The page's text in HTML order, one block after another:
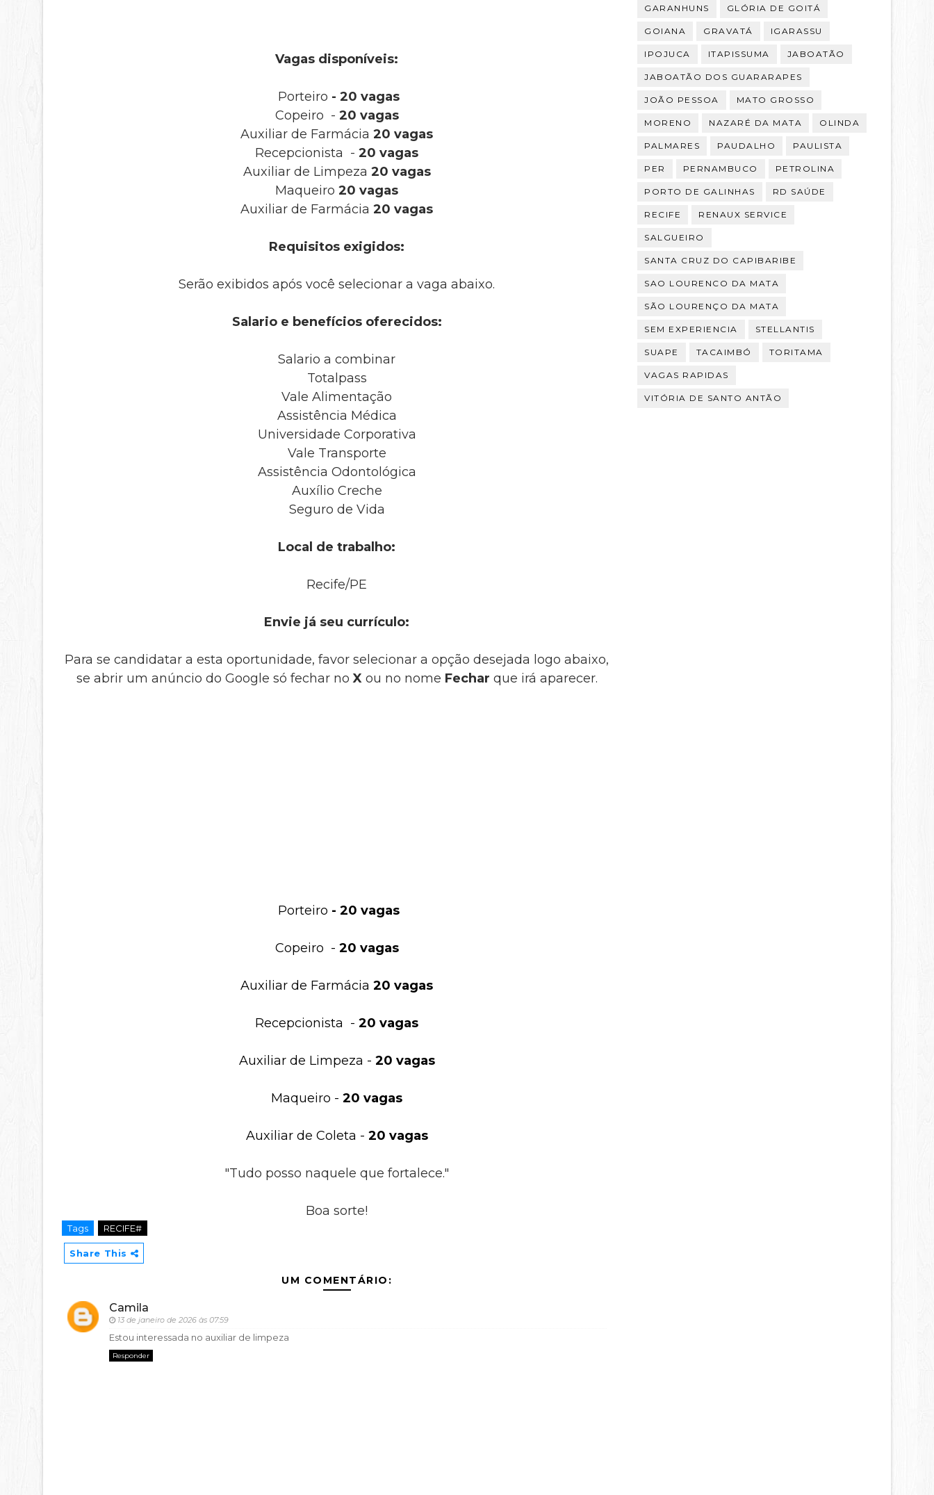
Vagas disponíveis:
Porteiro - 20 vagas
Copeiro - 20 vagas
Auxiliar de Farmácia20 vagas
Recepcionista -20 vagas
Auxiliar de Limpeza 20 vagas
Maqueiro20 vagas
Auxiliar de Farmácia20 vagas
Requisitos exigidos:
Serão exibidos após você selecionar a vaga abaixo.
Salario e benefícios oferecidos:
Salario a combinar
Totalpass
Vale Alimentação
Assistência Médica
Universidade Corporativa
Vale Transporte
Assistência Odontológica
Auxílio Creche
Seguro de Vida
Local de trabalho:
Recife/PE
Envie já seu currículo:
Para se candidatar a esta oportunidade, favor selecionar a opção desejada logo abaixo,
se abrir um anúncio do Google só fechar noX ou no nome Fechar que irá aparecer.
Porteiro - 20 vagas
Copeiro - 20 vagas
Auxiliar de Farmácia20 vagas
Recepcionista -20 vagas
Auxiliar de Limpeza - 20 vagas
Maqueiro -20 vagas
Auxiliar de Coleta - 20 vagas
"Tudo posso naquele que fortalece."
Boa sorte!
Tags RECIFE#
Share This
UM COMENTÁRIO:
Camila
13 de janeiro de 2026 às 07:59
Estou interessada no auxiliar de limpeza
Responder
GARANHUNS GLÓRIA DE GOITÁ
GOIANA GRAVATÁ IGARASSU
IPOJUCA ITAPISSUMA JABOATÃO
JABOATÃO DOS GUARARAPES
JOÃO PESSOA MATO GROSSO
MORENO NAZARÉ DA MATA OLINDA
PALMARES PAUDALHO PAULISTA
PER PERNAMBUCO PETROLINA
PORTO DE GALINHAS RD SAÚDE
RECIFE RENAUX SERVICE
SALGUEIRO
SANTA CRUZ DO CAPIBARIBE
SAO LOURENCO DA MATA
SÃO LOURENÇO DA MATA
SEM EXPERIENCIA STELLANTIS
SUAPE TACAIMBÓ TORITAMA
VAGAS RAPIDAS
VITÓRIA DE SANTO ANTÃO